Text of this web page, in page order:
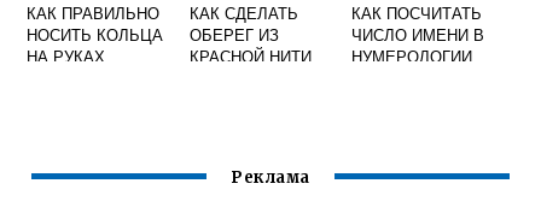
КАК ПРАВИЛЬНО
НОСИТЬ КОЛЬЦА
НА РУКАХ
КАК СДЕЛАТЬ
ОБЕРЕГ ИЗ
КРАСНОЙ НИТИ
КАК ПОСЧИТАТЬ
ЧИСЛО ИМЕНИ В
НУМЕРОЛОГИИ
Реклама